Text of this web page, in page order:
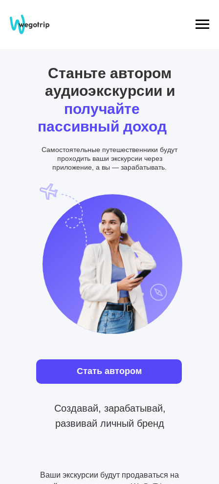
Станьте автором
аудиоэкскурсии и
получайте
пассивный доход
Самостоятельные путешественники будут
проходить ваши экскурсии через
приложение, а вы — зарабатывать.
Стать автором
Создавай, зарабатывай,
развивай личный бренд
Ваши экскурсии будут продаваться на